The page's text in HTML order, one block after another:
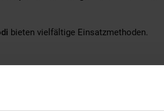
bieten vielfältige Einsatzmethoden.